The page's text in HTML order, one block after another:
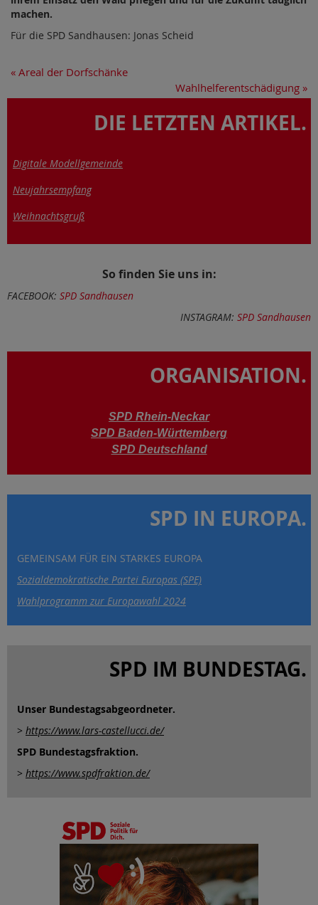
machen.
Für die SPD Sandhausen: Jonas Scheid
« Areal der Dorfschänke
Wahlhelferentschädigung »
DIE LETZTEN ARTIKEL.
Digitale Modellgemeinde
Neujahrsempfang
Weihnachtsgruß
So finden Sie uns in:
FACEBOOK: SPD Sandhausen
INSTAGRAM: SPD Sandhausen
ORGANISATION.
SPD Rhein-Neckar
SPD Baden-Württemberg
SPD Deutschland
SPD IN EUROPA.
GEMEINSAM FÜR EIN STARKES EUROPA
Sozialdemokratische Partei Europas (SPE)
Wahlprogramm zur Europawahl 2024
SPD IM BUNDESTAG.
Unser Bundestagsabgeordneter.
> https://www.lars-castellucci.de/
SPD Bundestagsfraktion.
> https://www.spdfraktion.de/